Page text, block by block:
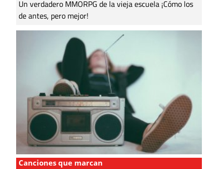
Un verdadero MMORPG de la vieja escuela ¡Cómo los
de antes, pero mejor!
Canciones que marcan